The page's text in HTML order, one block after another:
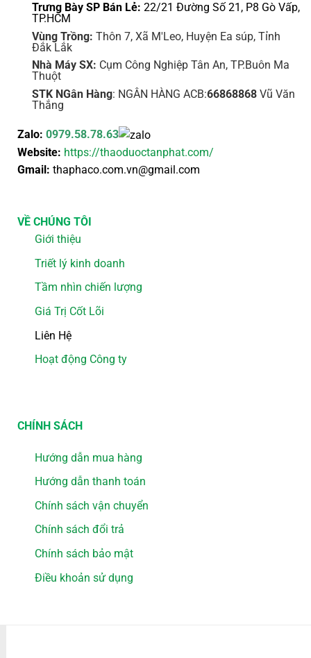
Trưng Bày SP Bán Lẻ: 22/21 Đường Số 21, P8 Gò Vấp,
TP.HCM
Vùng Trồng: Thôn 7, Xã M'Leo, Huyện Ea súp, Tỉnh
Đắk Lắk
Nhà Máy SX: Cụm Công Nghiệp Tân An, TP.Buôn Ma
Thuột
STK NGân Hàng: NGÂN HÀNG ACB:66868868Vũ Văn
Thắng
Zalo: 0979.58.78.63
Website: https://thaoduoctanphat.com/
Gmail: thaphaco.com.vn@gmail.com
VỀ CHÚNG TÔI
Giới thiệu
Triết lý kinh doanh
Tầm nhìn chiến lượng
Giá Trị Cốt Lõi
Liên Hệ
Hoạt động Công ty
CHÍNH SÁCH
Hướng dẫn mua hàng
Hướng dẫn thanh toán
Chính sách vận chuyển
Chính sách đổi trả
Chính sách bảo mật
Điều khoản sử dụng